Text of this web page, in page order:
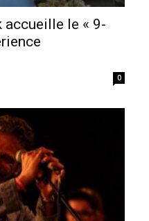
accueille le « 9-
0